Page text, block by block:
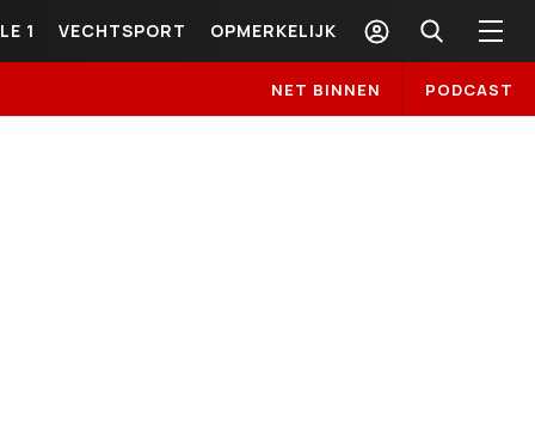
1 VECHTSPORT OPMERKELIJK
NET BINNEN PODCAST